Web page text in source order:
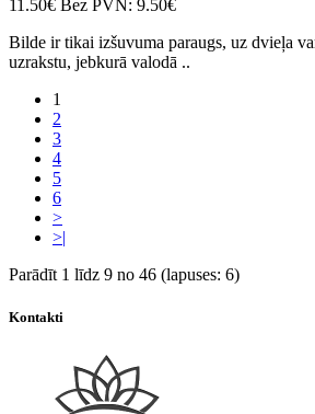
11.50€ Bez PVN: 9.50€
Bilde ir tikai izšuvuma paraugs, uz dvieļa
uzrakstu, jebkurā valodā ..
1
2
3
4
5
6
>
>|
Parādīt 1 līdz 9 no 46 (lapuses: 6)
Kontakti